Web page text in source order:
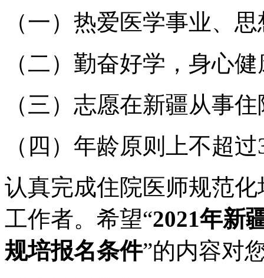
（一）热爱医学事业、
（二）勤奋好学，身心
（三）志愿在新疆从事
（四）年龄原则上不超
认真完成住院医师规范
工作者。希望“2021年新
规培报名条件”的内容对